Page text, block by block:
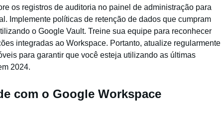
os registros de auditoria no painel de administração para
Implemente políticas de retenção de dados que cumpram
o Google Vault. Treine sua equipe para reconhecer
integradas ao Workspace. Portanto, atualize regularmente
para garantir que você esteja utilizando as últimas
2024.
com o Google Workspace